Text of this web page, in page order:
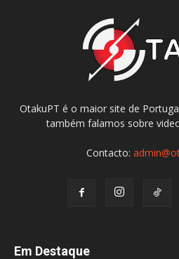
OtakuPT é o maior site de
também falamos sobre
Contacto:
Em Destaque